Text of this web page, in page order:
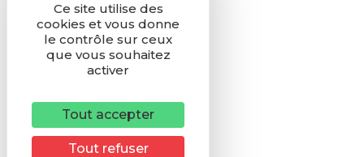
Ce site utilise des
cookies et vous donne
le contrôle sur ceux
que vous souhaitez
activer
Tout accepter
Tout refuser